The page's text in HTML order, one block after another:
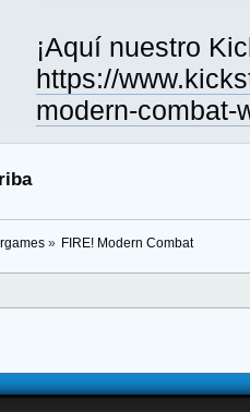
¡Aquí nuestro
https://
modern-combat-
» FIRE! Modern Combat